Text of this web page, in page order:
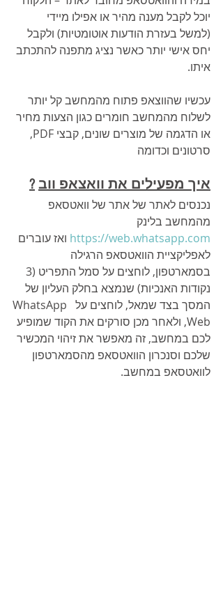
יוכל לקבל מענה מהיר או אפילו מיידי
(למשל בעזרת הודעות אוטומטיות) ולקבל
יחס אישי יותר כאשר נציג מתפנה להתכתב
איתו.
עכשיו שהווצאפ פתוח מהמחשב קל יותר
לשלוח מהמחשב חומרים כגון הצעות מחיר
או הדגמה של מוצרים שונים, קבצי PDF,
סרטונים וכדומה
איך מפעילים את וואצאפ ווב ?
נכנסים לאתר של אתר של וואטסאפ
מהמחשב בלינק
https://web.whatsapp.com ואז עוברים
לאפליקציית הוואטסאפ הרגילה
בסמארטפון, לוחצים על סמל התפריט (
נקודות האנכיות) שנמצא בחלק העליון של
המסך בצד שמאל,
לוחצים על  WhatsApp
Web, ולאחר מכן סורקים את הקוד שמופיע
לכם במחשב, זה מאפשר את זיהוי המכשיר
שלכם וסנכרון הוואטסאפ מהסמארטפון
לוואטסאפ במחשב.